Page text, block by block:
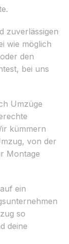
zuverlässigen
wie möglich
den
bei uns
Umzüge
kümmern
von der
Montage
ein
so
deine